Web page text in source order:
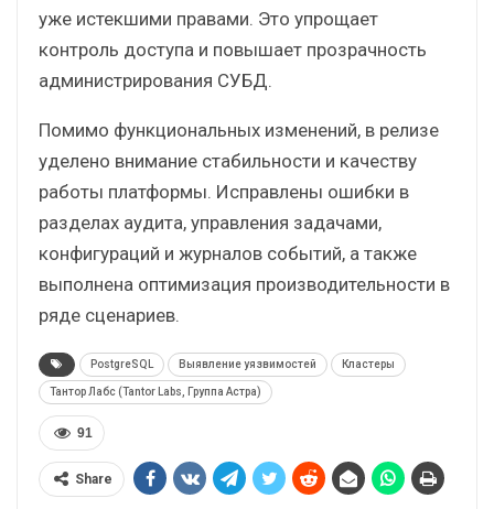
уже истекшими правами. Это упрощает
контроль доступа и повышает прозрачность
администрирования СУБД.
Помимо функциональных изменений, в релизе
уделено внимание стабильности и качеству
работы платформы. Исправлены ошибки в
разделах аудита, управления задачами,
конфигураций и журналов событий, а также
выполнена оптимизация производительности в
ряде сценариев.
PostgreSQL Выявление уязвимостей Кластеры
Тантор Лабс (Tantor Labs, Группа Астра)
91
Share